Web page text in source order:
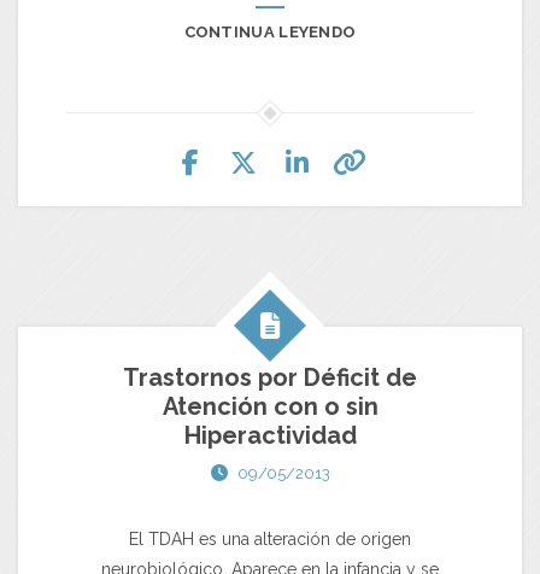
CONTINUA LEYENDO
Trastornos por Déficit de
Atención con o sin
Hiperactividad
09/05/2013
El TDAH es una alteración de origen
neurobiológico. Aparece en la infancia y se